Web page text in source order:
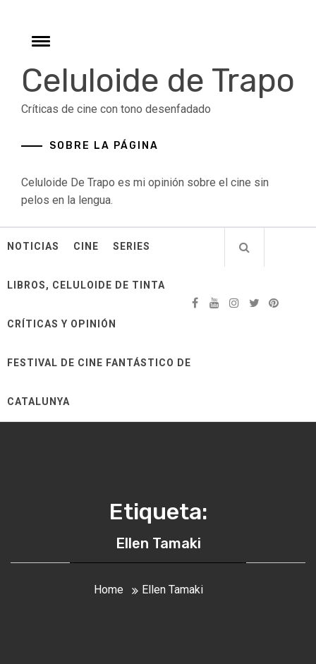
contentToggle
Celuloide de Trapo
Críticas de cine con tono desenfadado
SOBRE LA PÁGINA
Celuloide De Trapo es mi opinión sobre el cine sin
pelos en la lengua.
NOTICIAS CINE SERIES
LIBROS, CELULOIDE DE TINTA
CRÍTICAS Y OPINIÓN
FESTIVAL DE CINE FANTÁSTICO DE
CATALUNYA
Etiqueta:
Ellen Tamaki
Home Ellen Tamaki